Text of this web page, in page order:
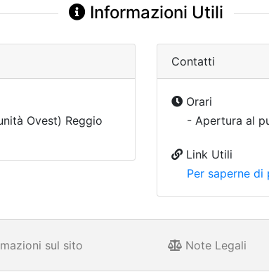
Informazioni Utili
Ovest) Reggio
Contatti
Orari
- Apertura al
Link Utili
Per saperne di
sul sito Note Legali